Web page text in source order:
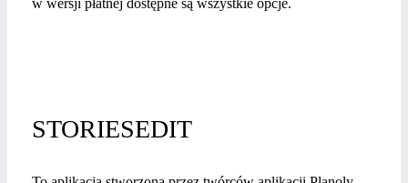
w wersji płatnej dostępne są wszystkie opcje.
STORIESEDIT